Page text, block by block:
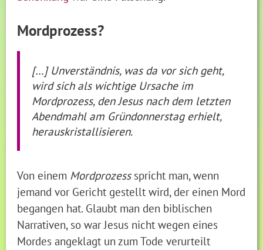
Mordprozess?
[…] Unverständnis, was da vor sich geht,
wird sich als wichtige Ursache im
Mordprozess, den Jesus nach dem letzten
Abendmahl am Gründonnerstag erhielt,
herauskristallisieren.
Von einem Mordprozess spricht man, wenn
jemand vor Gericht gestellt wird, der einen Mord
begangen hat. Glaubt man den biblischen
Narrativen, so war Jesus nicht wegen eines
Mordes angeklagt un zum Tode verurteilt